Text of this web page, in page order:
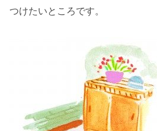
つけたいところです。